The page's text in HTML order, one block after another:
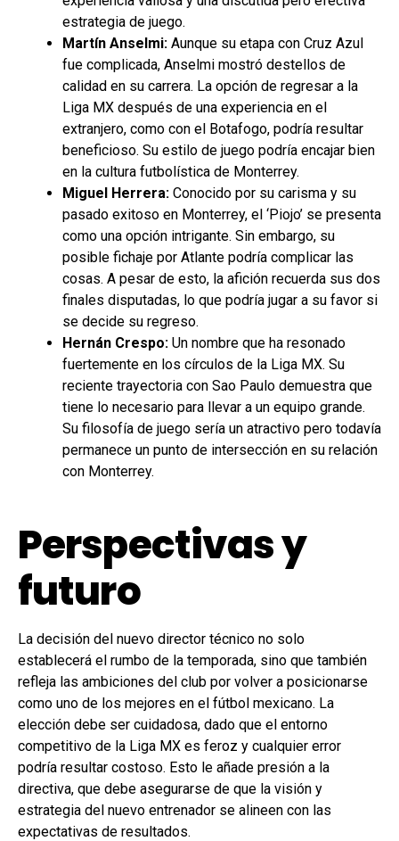
estrategia de juego.
Martín Anselmi: Aunque su etapa con Cruz Azul
fue complicada, Anselmi mostró destellos de
calidad en su carrera. La opción de regresar a la
Liga MX después de una experiencia en el
extranjero, como con el Botafogo, podría resultar
beneficioso. Su estilo de juego podría encajar bien
en la cultura futbolística de Monterrey.
Miguel Herrera: Conocido por su carisma y su
pasado exitoso en Monterrey, el ‘Piojo’ se presenta
como una opción intrigante. Sin embargo, su
posible fichaje por Atlante podría complicar las
cosas. A pesar de esto, la afición recuerda sus dos
finales disputadas, lo que podría jugar a su favor si
se decide su regreso.
Hernán Crespo: Un nombre que ha resonado
fuertemente en los círculos de la Liga MX. Su
reciente trayectoria con Sao Paulo demuestra que
tiene lo necesario para llevar a un equipo grande.
Su filosofía de juego sería un atractivo pero todavía
permanece un punto de intersección en su relación
con Monterrey.
Perspectivas y
futuro
La decisión del nuevo director técnico no solo
establecerá el rumbo de la temporada, sino que también
refleja las ambiciones del club por volver a posicionarse
como uno de los mejores en el fútbol mexicano. La
elección debe ser cuidadosa, dado que el entorno
competitivo de la Liga MX es feroz y cualquier error
podría resultar costoso. Esto le añade presión a la
directiva, que debe asegurarse de que la visión y
estrategia del nuevo entrenador se alineen con las
expectativas de resultados.